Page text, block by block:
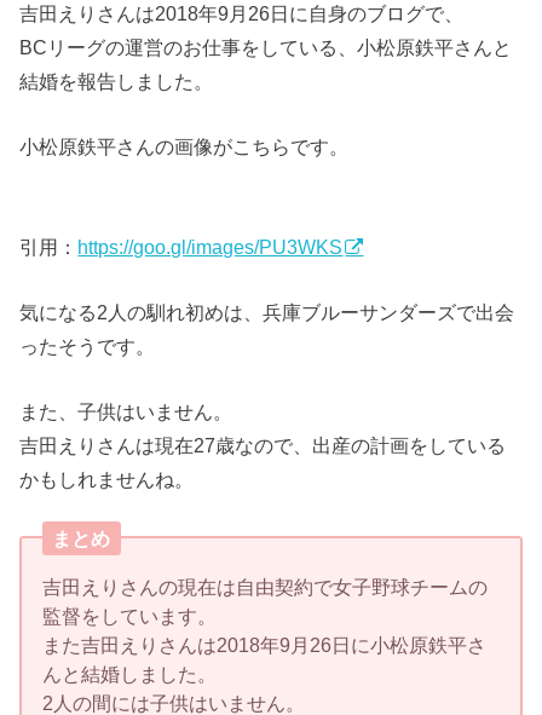
吉田えりさんは2018年9月26日に自身のブログで、
BCリーグの運営のお仕事をしている、小松原鉄平さんと
結婚を報告しました。
小松原鉄平さんの画像がこちらです。
引用： https://goo.gl/images/PU3WKS
気になる2人の馴れ初めは、兵庫ブルーサンダーズで出会
ったそうです。
また、子供はいません。
吉田えりさんは現在27歳なので、出産の計画をしている
かもしれませんね。
まとめ
吉田えりさんの現在は自由契約で女子野球チームの
監督をしています。
また吉田えりさんは2018年9月26日に小松原鉄平さ
んと結婚しました。
2人の間には子供はいません。